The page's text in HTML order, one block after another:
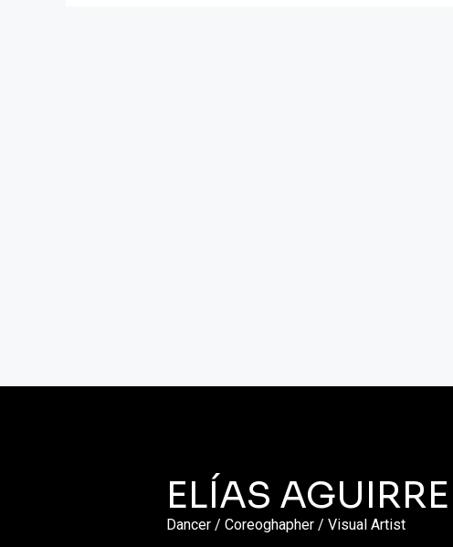
ELÍAS AGUIRRE
Dancer / Coreoghapher / Visual Artist